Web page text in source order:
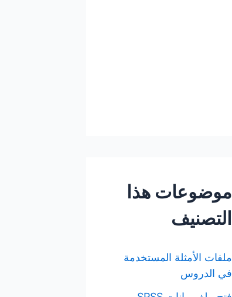
موضوعات هذا
التصنيف
ملفات الأمثلة المستخدمة
في الدروس